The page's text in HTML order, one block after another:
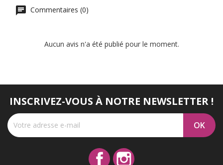
Commentaires (0)
Aucun avis n'a été publié pour le moment.
INSCRIVEZ-VOUS À NOTRE NEWSLETTER !
Facebook